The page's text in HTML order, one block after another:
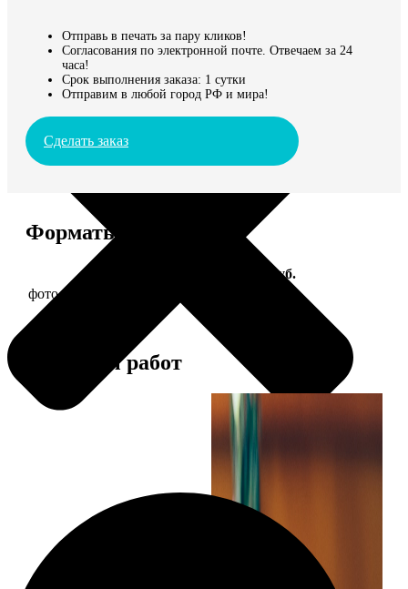
Отправь в печать за пару кликов!
Согласования по электронной почте. Отвечаем за 24
часа!
Срок выполнения заказа: 1 сутки
Отправим в любой город РФ и мира!
Сделать заказ
Форматы и цены
Цена, руб.
фото 13х18 в деревянной рамке
Примеры работ